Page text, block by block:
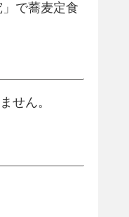
で蕎麦定食
せん。